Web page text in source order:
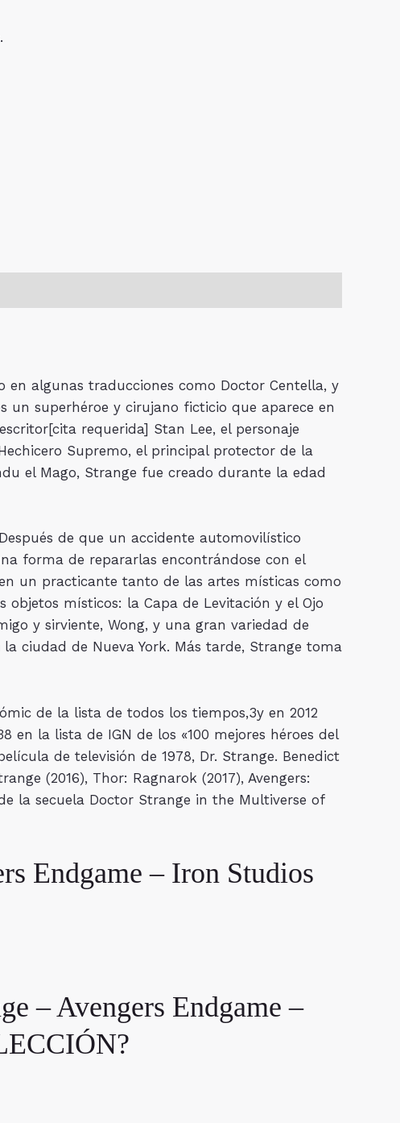
en algunas traducciones como Doctor Centella, y
superhéroe y cirujano ficticio que aparece en
requerida] Stan Lee, el personaje
Supremo, el principal protector de la
el Mago, Strange fue creado durante la edad
de que un accidente automovilístico
forma de repararlas encontrándose con el
un practicante tanto de las artes místicas como
objetos místicos: la Capa de Levitación y el Ojo
y sirviente, Wong, y una gran variedad de
ciudad de Nueva York. Más tarde, Strange toma
de la lista de todos los tiempos,3​y en 2012
en la lista de IGN de ​​los «100 mejores héroes del
de televisión de 1978, Dr. Strange. Benedict
(2016), Thor: Ragnarok (2017), Avengers:
la secuela Doctor Strange in the Multiverse of
Endgame – Iron Studios
– Avengers Endgame –